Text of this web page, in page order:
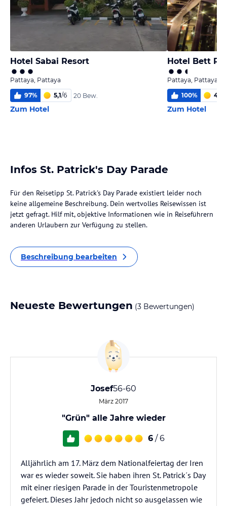
Hotel Sabai Resort
Pattaya, Pattaya
97% 5,1/6 20 Bew.
Zum Hotel
Hotel Bett
Pattaya, Pattaya
100% 4,1
Zum Hotel
Infos St. Patrick's Day Parade
Für den Reisetipp St. Patrick's Day Parade existiert leider noch
keine allgemeine Beschreibung. Dein wertvolles Reisewissen ist
jetzt gefragt. Hilf mit, objektive Informationen wie in Reiseführern
anderen Urlaubern zur Verfügung zu stellen.
Beschreibung bearbeiten
Neueste Bewertungen (3 Bewertungen)
Josef56-60
März 2017
"Grün" alle Jahre wieder
6 / 6
Alljährlich am 17. März dem Nationalfeiertag der Iren
war es wieder soweit. Sie haben ihren St. Patrick´s Day
mit einer riesigen Parade in der Touristenmetropole
gefeiert. Dieses Jahr jedoch nicht so ausgelassen wie